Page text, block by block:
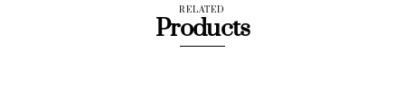
RELATED
Products